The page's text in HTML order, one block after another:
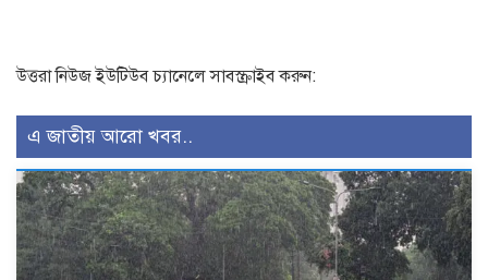
উত্তরা নিউজ ইউটিউব চ্যানেলে সাবস্ক্রাইব করুন:
এ জাতীয় আরো খবর..